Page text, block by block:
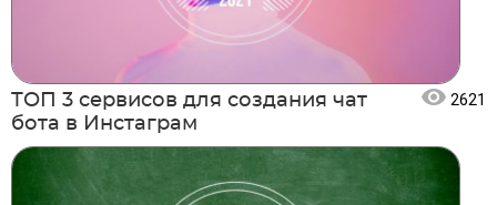
ТОП 3 сервисов для создания чат
бота в Инстаграм
2621